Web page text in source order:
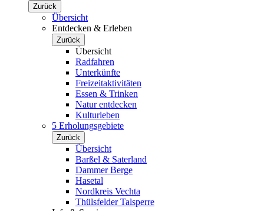
Zurück
Übersicht
Entdecken & Erleben
Zurück
Übersicht
Radfahren
Unterkünfte
Freizeitaktivitäten
Essen & Trinken
Natur entdecken
Kulturleben
5 Erholungsgebiete
Zurück
Übersicht
Barßel & Saterland
Dammer Berge
Hasetal
Nordkreis Vechta
Thülsfelder Talsperre